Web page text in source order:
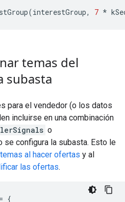
(interestGroup, 7 *
temas del
subasta
para el vendedor (o los datos
incluirse en una combinación
o
se configura la subasta. Esto le
al hacer ofertas y al
las ofertas.
= {